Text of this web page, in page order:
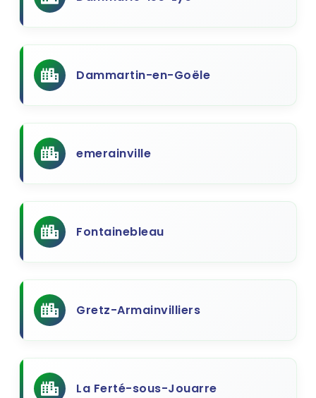
Dammartin-en-Goële
emerainville
Fontainebleau
Gretz-Armainvilliers
La Ferté-sous-Jouarre